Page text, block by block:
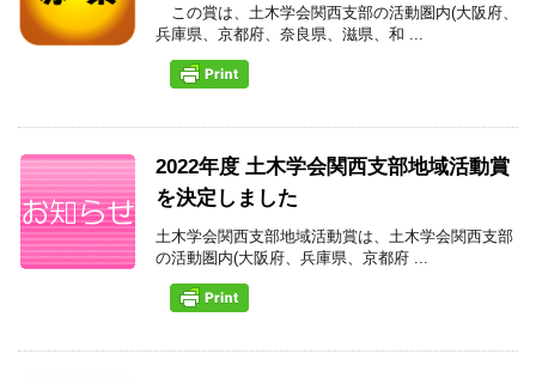
この賞は、土木学会関西支部の活動圏内(大阪府、
兵庫県、京都府、奈良県、滋県、和 ...
2022年度 土木学会関西支部地域活動賞
を決定しました
土木学会関西支部地域活動賞は、土木学会関西支部
の活動圏内(大阪府、兵庫県、京都府 ...